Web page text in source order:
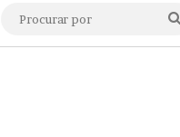
Barra Lateral